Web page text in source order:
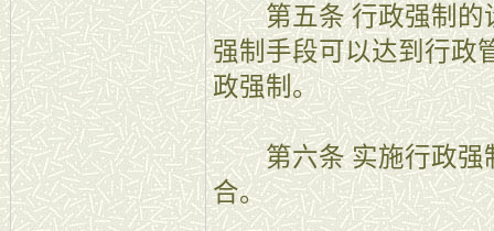
第五条 行政强制的设
强制手段可以达到行政
政强制。
第六条 实施行政强制
合。